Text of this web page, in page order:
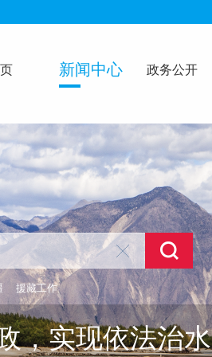
新闻中心 政务公开
援藏工作
，实现依法治水